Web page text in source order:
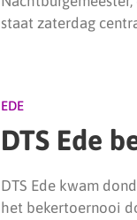
staat zaterdag
EDE
DTS Ede
DTS Ede kwam
het bekertoernooi